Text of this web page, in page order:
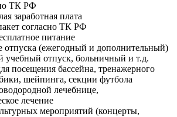
ТК РФ
заработная плата
согласно ТК РФ
питание
отпуска (ежегодный и дополнительный)
учебный отпуск, больничный и т.д.
посещения бассейна, тренажерного
шейпинга, секции футбола
лечебнице,
лечение
мероприятий (концерты,